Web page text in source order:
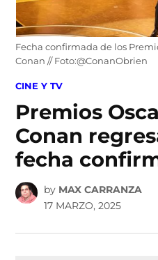
Fecha confirmada de los
Conan // Foto:@ConanObrien
POSTED
CINE Y TV
Premios
Conan
fecha
by MAX CARRANZA
17 MARZO, 2025